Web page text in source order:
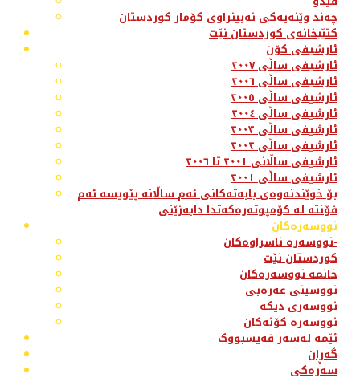
چەند وێنەیەکی نەبینراوی کۆمار کوردستان
کتێبخانەی کوردستان نێت
ئارشیفی کۆن
ئارشیفی ساڵی ٢٠٠٧
ئارشیفی ساڵی ٢٠٠٦
ئارشیفی ساڵی ٢٠٠٥
ئارشیفی ساڵی ٢٠٠٤
ئارشیفی ساڵی ٢٠٠٣
ئارشیفی ساڵی ٢٠٠٢
ئارشیفی ساڵانی ٢٠٠١ تا ٢٠٠٦
ئارشیفی ساڵی ٢٠٠١
بۆ خوێندنەوەی بابەتەکانی ئەم ساڵانە پێویسە ئەم
فۆنتە لە کۆمپوتەرەکەتدا دابەزێنی
نووسەرەکان
نووسەرە ناسراوەکان-
کوردستان نێت
خانمە نووسەرەکان
نووسینی عەرەبی
نووسەری دیکە
نووسەرە کۆنەکان
ئێمە لەسەر فەیسبووک
گەڕان
سەرەکی